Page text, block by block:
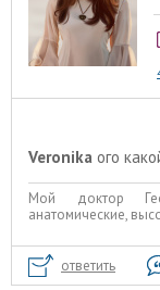
Veronika ого
Мой доктор
анатомические,
ответить